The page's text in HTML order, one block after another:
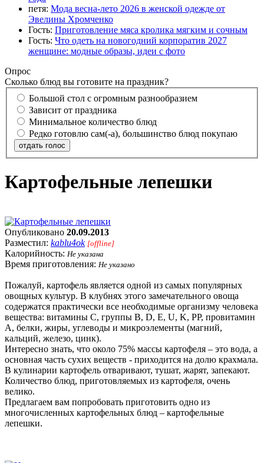
петя: Мода весна-лето 2026 в женской одежде от
Эвелины Хромченко
Гость: Приготовление мяса кролика мягким и сочным
Гость: Что одеть на новогодний корпоратив 2027
женщине: модные образы, идеи с фото
Опрос
Сколько блюд вы готовите на праздник?
Большой стол с огромным разнообразием
Зависит от праздника
Минимальное количество блюд
Редко готовлю сам(-а), большинство блюд покупаю
отдать голос
Картофельные лепешки
Опубликовано 20.09.2013
Разместил: kablu4ok [offline]
Калорийность: Не указана
Время приготовления: Не указано
Пожалуй, картофель является одной из самых популярных
овощных культур. В клубнях этого замечательного овоща
содержатся практически все необходимые организму человека
вещества: витамины C, группы B, D, E, U, K, PP, провитамин
A, белки, жиры, углеводы и микроэлементы (магний,
кальций, железо, цинк).
Интересно знать, что около 75% массы картофеля – это вода, а
основная часть сухих веществ - приходится на долю крахмала.
В кулинарии картофель отваривают, тушат, жарят, запекают.
Количество блюд, приготовляемых из картофеля, очень
велико.
Предлагаем вам попробовать приготовить одно из
многочисленных картофельных блюд – картофельные
лепешки.